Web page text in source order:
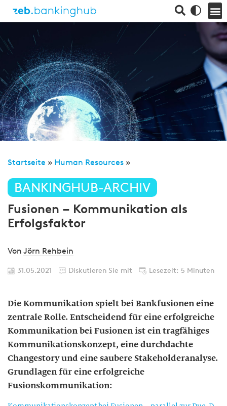
Startseite » Human Resources »
BANKINGHUB-ARCHIV
Fusionen – Kommunikation als
Erfolgsfaktor
Von Jörn Rehbein
31.05.2021 Diskutieren Sie mit Lesezeit: 5 Minuten
Die Kommunikation spielt bei Bankfusionen eine
zentrale Rolle. Entscheidend für eine erfolgreiche
Kommunikation bei Fusionen ist ein tragfähiges
Kommunikationskonzept, eine durchdachte
Changestory und eine saubere Stakeholderanalyse.
Grundlagen für eine erfolgreiche
Fusionskommunikation: